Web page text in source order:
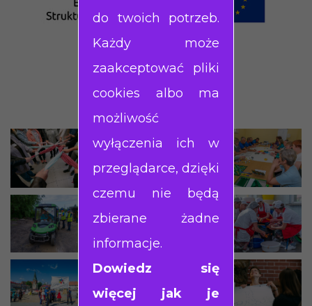
do twoich potrzeb.
Każdy może
zaakceptować pliki
cookies albo ma
możliwość
wyłączenia ich w
przeglądarce, dzięki
czemu nie będą
zbierane żadne
informacje.
Dowiedz się
więcej jak je